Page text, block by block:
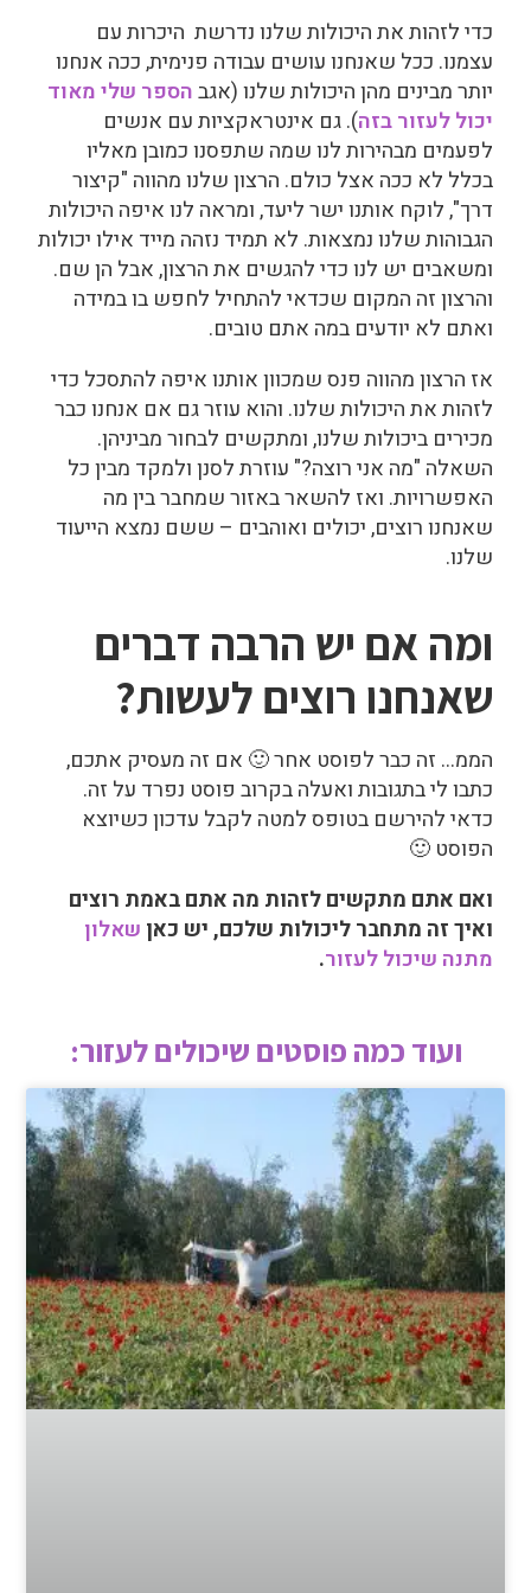
כדי לזהות את היכולות שלנו נדרשת היכרות עם
עצמנו. ככל שאנחנו עושים עבודה פנימית, ככה אנחנו
יותר מבינים מהן היכולות שלנו (אגבהספר שלי מאוד
יכול לעזור בזה). גם אינטראקציות עם אנשים
לפעמים מבהירות לנו שמה שתפסנו כמובן מאליו
בכלל לא ככה אצל כולם. הרצון שלנו מהווה "קיצור
דרך", לוקח אותנו ישר ליעד, ומראה לנו איפה היכולות
הגבוהות שלנו נמצאות. לא תמיד נזהה מייד אילו יכולות
ומשאבים יש לנו כדי להגשים את הרצון, אבל הן שם.
והרצון זה המקום שכדאי להתחיל לחפש בו במידה
ואתם לא יודעים במה אתם טובים.
אז הרצון מהווה פנס שמכוון אותנו איפה להתסכל כדי
לזהות את היכולות שלנו. והוא עוזרגם אם אנחנו כבר
מכירים ביכולות שלנו, ומתקשים לבחור מביניהן.
השאלה "מה אני רוצה?" עוזרת לסנן ולמקד מבין כל
האפשרויות. ואז להשאר באזור שמחבר בין מה
שאנחנו רוצים, יכולים ואוהבים – ששם נמצא הייעוד
שלנו.
ומה אם יש הרבה דברים
שאנחנו רוצים לעשות?
הממ… זה כבר לפוסט אחר 🙂 אם זה מעסיק אתכם,
כתבו לי בתגובות ואעלה בקרוב פוסט נפרד על זה.
כדאי להירשם בטופס למטה לקבל עדכון כשיוצא
הפוסט 🙂
ואם אתם מתקשים לזהות מה אתם באמת רוצים
ואיך זה מתחבר ליכולות שלכם, יש כאן שאלון
מתנה שיכול לעזור.
ועוד כמה פוסטים שיכולים לעזור:
חיבור פנימי